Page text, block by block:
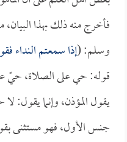
فأخرج منه ذلك بهذا
وسلم: (إذا سمعتم النداء
قوله: حي على الصلاة، حيّ
يقول المؤذن، وإنما يقول:
جنس الأول، فهو مستثنى